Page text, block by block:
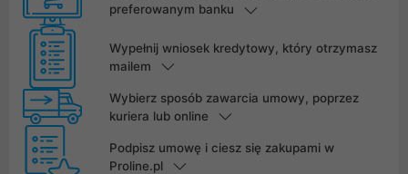
preferowanym banku
Wypełnij wniosek kredytowy, który otrzymasz
mailem
Wybierz sposób zawarcia umowy, poprzez
kuriera lub online
Podpisz umowę i ciesz się zakupami w
Proline.pl